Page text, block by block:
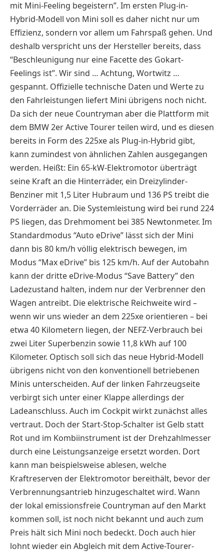
mit Mini-Feeling begeistern”. Im ersten Plug-in-
Hybrid-Modell von Mini soll es daher nicht nur um
Effizienz, sondern vor allem um Fahrspaß gehen. Und
deshalb verspricht uns der Hersteller bereits, dass
“Beschleunigung nur eine Facette des Gokart-
Feelings ist”. Wir sind … Achtung, Wortwitz …
gespannt. Offizielle technische Daten und Werte zu
den Fahrleistungen liefert Mini übrigens noch nicht.
Da sich der neue Countryman aber die Plattform mit
dem BMW 2er Active Tourer teilen wird, und es diesen
bereits in Form des 225xe als Plug-in-Hybrid gibt,
kann zumindest von ähnlichen Zahlen ausgegangen
werden. Heißt: Ein 65-kW-Elektromotor überträgt
seine Kraft an die Hinterräder, ein Dreizylinder-
Benziner mit 1,5 Liter Hubraum und 136 PS treibt die
Vorderräder an. Die Systemleistung wird bei rund 224
PS liegen, das Drehmoment bei 385 Newtonmeter. Im
Standardmodus “Auto eDrive” lässt sich der Mini
dann bis 80 km/h völlig elektrisch bewegen, im
Modus “Max eDrive” bis 125 km/h. Auf der Autobahn
kann der dritte eDrive-Modus “Save Battery” den
Ladezustand halten, indem nur der Verbrenner den
Wagen antreibt. Die elektrische Reichweite wird –
wenn wir uns wieder an dem 225xe orientieren – bei
etwa 40 Kilometern liegen, der NEFZ-Verbrauch bei
zwei Liter Superbenzin sowie 11,8 kWh auf 100
Kilometer. Optisch soll sich das neue Hybrid-Modell
übrigens nicht von den konventionell betriebenen
Minis unterscheiden. Auf der linken Fahrzeugseite
verbirgt sich unter einer Klappe allerdings der
Ladeanschluss. Auch im Cockpit wirkt zunächst alles
vertraut. Doch der Start-Stop-Schalter ist Gelb statt
Rot und im Kombiinstrument ist der Drehzahlmesser
durch eine Leistungsanzeige ersetzt worden. Dort
kann man beispielsweise ablesen, welche
Kraftreserven der Elektromotor bereithält, bevor der
Verbrennungsantrieb hinzugeschaltet wird. Wann
der lokal emissionsfreie Countryman auf den Markt
kommen soll, ist noch nicht bekannt und auch zum
Preis hält sich Mini noch bedeckt. Doch auch hier
lohnt wieder ein Abgleich mit dem Active-Tourer-